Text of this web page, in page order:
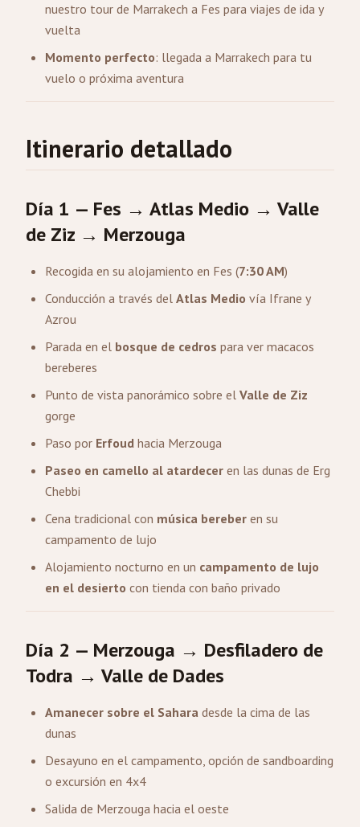
nuestro tour de Marrakech a Fes para viajes de ida y
vuelta
Momento perfecto: llegada a Marrakech para tu
vuelo o próxima aventura
Itinerario detallado
Día 1 — Fes → Atlas Medio → Valle
de Ziz → Merzouga
Recogida en su alojamiento en Fes (7:30 AM)
Conducción a través del Atlas Medio vía Ifrane y
Azrou
Parada en el bosque de cedros para ver macacos
bereberes
Punto de vista panorámico sobre el Valle de Ziz
gorge
Paso por Erfoud hacia Merzouga
Paseo en camello al atardecer en las dunas de Erg
Chebbi
Cena tradicional con música bereber en su
campamento de lujo
Alojamiento nocturno en un campamento de lujo
en el desierto con tienda con baño privado
Día 2 — Merzouga → Desfiladero de
Todra → Valle de Dades
Amanecer sobre el Sahara desde la cima de las
dunas
Desayuno en el campamento, opción de sandboarding
o excursión en 4x4
Salida de Merzouga hacia el oeste